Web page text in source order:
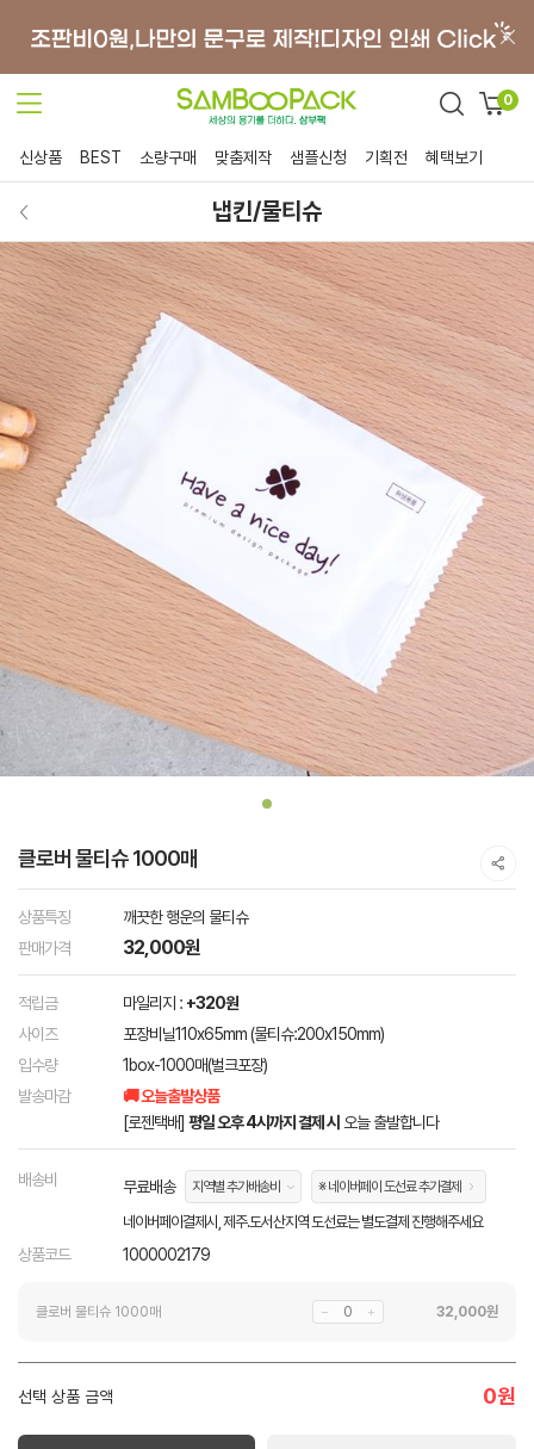
0
신상품 BEST 소량구매 맞춤제작 샘플신청 기획전 혜택보기
냅킨/물티슈
클로버 물티슈 1000매
상품특징
깨끗한 행운의 물티슈
판매가격
32,000원
적립금 마일리지 : +320원
사이즈
포장비닐110x65mm (물티슈:200x150mm)
입수량
1box-1000매(벌크포장)
발송마감
🚚 오늘출발상품
[로젠택배] 평일 오후 4시까지 결제 시 오늘 출발합니다
배송비 무료배송 지역별 추가배송비 ※ 네이버페이 도선료 추가결제
네이버페이결제시, 제주.도서산지역 도선료는 별도결제 진행해주세요
상품코드 1000002179
클로버 물티슈 1000매 32,000원
선택 상품 금액 0원